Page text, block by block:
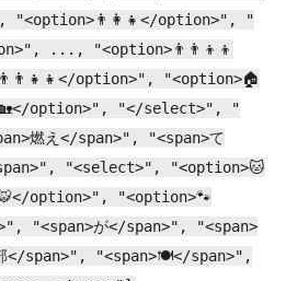
"<option>👨‍👩‍👧</option>", "
..., "<option>👨‍👨‍👦‍👦
option>", "<option>🏠
option>", "</select>", "
燃え</span>", "<span>て
"<select>", "<option>🐱
option>", "<option>🐾
"<span>が</span>", "<span>
</span>", "<span>🍽</span>",